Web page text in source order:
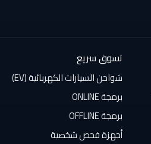
تسوق سريع
شواحن السيارات الكهربائية (EV)
برمجة ONLINE
برمجة OFFLINE
أجهزة فحص شخصية